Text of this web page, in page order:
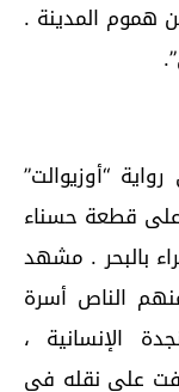
هموم المدينة .
“أوزيوالت”
على قطعة حسناء
بالبحر . مشهد
الناص أسرة
الإنسانية ،
على نقله في